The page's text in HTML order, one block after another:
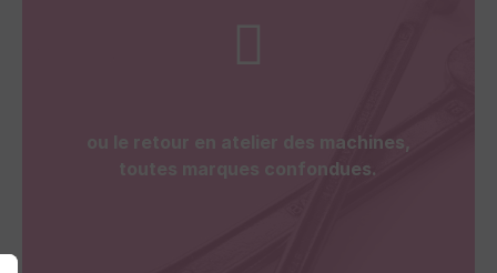
ou le retour en atelier des machines,
toutes marques confondues.